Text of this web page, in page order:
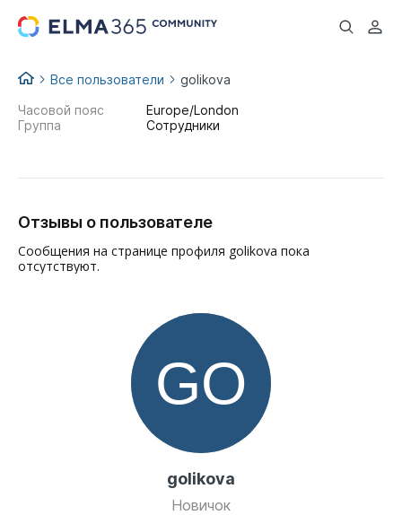
...
Все пользователи golikova
golikova
Новичок
Часовой пояс
Europe/London
Группа
Сотрудники
Отзывы о пользователе
Сообщения на странице профиля golikova пока
отсутствуют.